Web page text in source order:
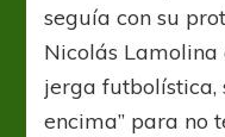
seguía con su
Nicolás Lamolina
jerga futbolística,
encima” para no